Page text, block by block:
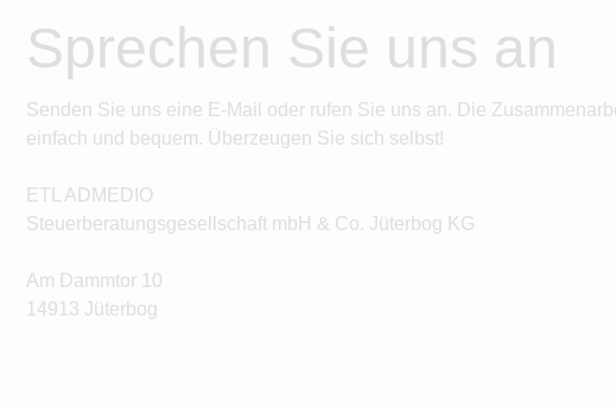
Sprechen Sie uns an
Senden Sie uns eine E-Mail oder rufen Sie uns an. Die
einfach und bequem. Überzeugen Sie sich selbst!
ETL ADMEDIO
Steuerberatungsgesellschaft mbH & Co. Jüterbog KG
Am Dammtor 10
14913 Jüterbog